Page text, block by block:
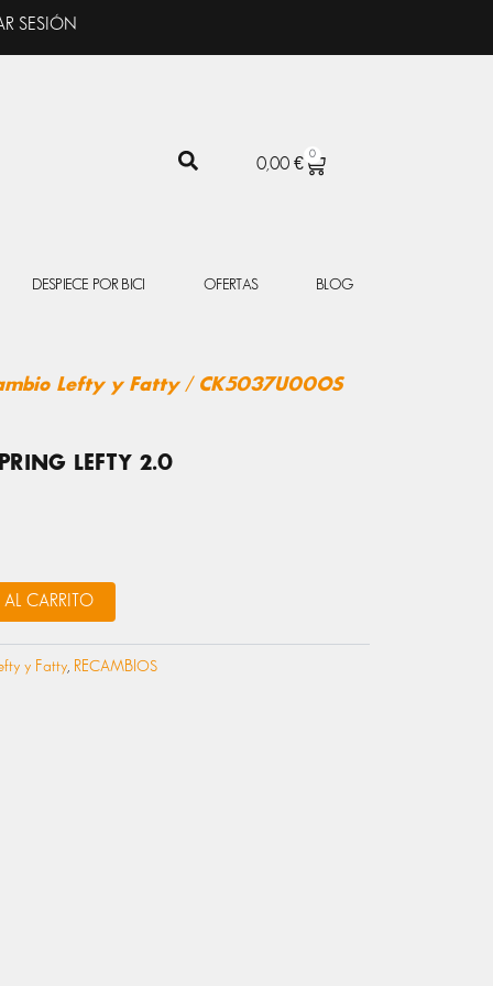
SESIÓN
0,00 €
0
CARRITO
DESPIECE POR BICI OFERTAS BLOG
Lefty y Fatty/ CK5037U00OS
LEFTY 2.0
€.
CARRITO
y Fatty RECAMBIOS